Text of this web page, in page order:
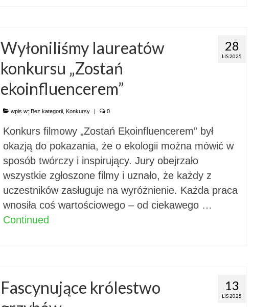
28
LIS 2025
Wyłoniliśmy laureatów
konkursu „Zostań
ekoinfluencerem”
wpis w: Bez kategorii, Konkursy | 0
Konkurs filmowy „Zostań Ekoinfluencerem” był
okazją do pokazania, że o ekologii można mówić w
sposób twórczy i inspirujący. Jury obejrzało
wszystkie zgłoszone filmy i uznało, że każdy z
uczestników zasługuje na wyróżnienie. Każda praca
wnosiła coś wartościowego – od ciekawego …
Continued
13
LIS 2025
Fascynujące królestwo